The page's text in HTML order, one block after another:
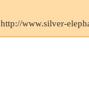
http://www.silver-